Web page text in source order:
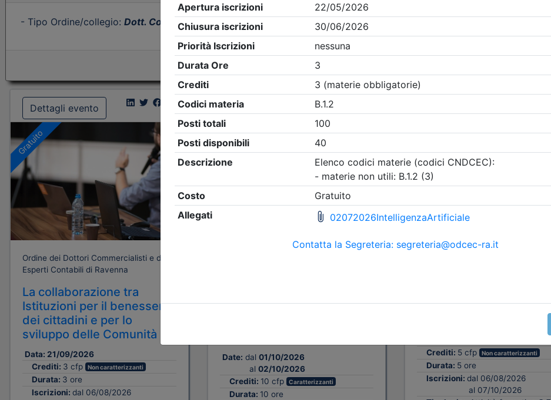
- Tipo Ordine/collegio: Dott. Comm. E.C.- Ordine:Ravenna - Eventi in programma dal
Dettagli evento
Gratuito
Ordine dei Dottori Commercialisti e degli
Esperti Contabili di Ravenna
La collaborazione tra
Istituzioni per il benessere
dei cittadini e per lo
sviluppo delle Comunità
Data: 21/09/2026
Crediti: 3 cfp Non caratterizzanti
Durata: 3 ore
Iscrizioni: dal 06/08/2026
Dettagli evento
Gratuito
Ordine dei Dottori Commercialisti e degli
La Revisione Legale in
Date: dal 01/10/2026
al 02/10/2026
Crediti: 10 cfp Caratterizzanti
Durata: 10 ore
A pagamento
controlli dell'organo di
Crediti: 5 cfp Non caratterizzanti
Durata: 5 ore
Iscrizioni: dal 06/08/2026
al 07/10/2026